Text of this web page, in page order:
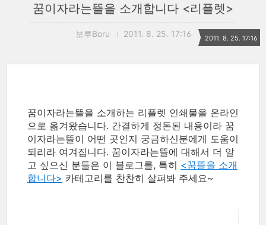
꿈이자라는뜰을 소개합니다 <리플렛>
보루Boru 2011. 8. 25. 17:16 2011. 8. 25. 17:16
꿈이자라는뜰을 소개하는 리플렛 인쇄물을 온라인
으로 옮겨왔습니다. 간결하게 정돈된 내용이라 꿈
이자라는뜰이 어떤 곳인지 궁금하신분에게 도움이
되리라 여겨집니다. 꿈이자라는뜰에 대해서 더 알
고 싶으신 분들은 이 블로그를, 특히 <꿈뜰을 소개
합니다> 카테고리를 찬찬히 살펴봐 주세요~